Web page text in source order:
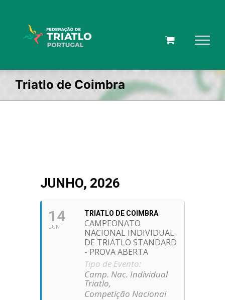
Triatlo de Coimbra
JUNHO, 2026
14
JUN
TRIATLO DE COIMBRA
CAMPEONATO
NACIONAL INDIVIDUAL
DE TRIATLO STANDARD
- PROVA ABERTA
Tipo de Evento:
Camp. Nac. Individual
Triatlo,
Competição Nacional